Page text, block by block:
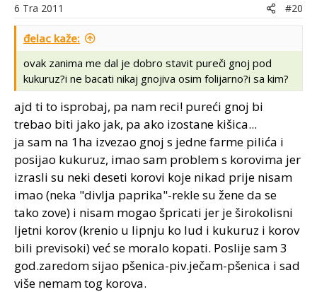
6 Tra 2011 #20
đelac kaže:
ovak zanima me dal je dobro stavit pureči gnoj pod
kukuruz?i ne bacati nikaj gnojiva osim folijarno?i sa kim?
ajd ti to isprobaj, pa nam reci! pureći gnoj bi
trebao biti jako jak, pa ako izostane kišica...
ja sam na 1ha izvezao gnoj s jedne farme pilića i
posijao kukuruz, imao sam problem s korovima jer
izrasli su neki deseti korovi koje nikad prije nisam
imao (neka "divlja paprika"-rekle su žene da se
tako zove) i nisam mogao špricati jer je širokolisni
ljetni korov (krenio u lipnju ko lud i kukuruz i korov
bili previsoki) već se moralo kopati. Poslije sam 3
god.zaredom sijao pšenica-piv.ječam-pšenica i sad
više nemam tog korova.